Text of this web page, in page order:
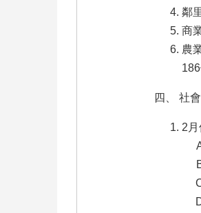
鄰
商
農
186
四、 社
2